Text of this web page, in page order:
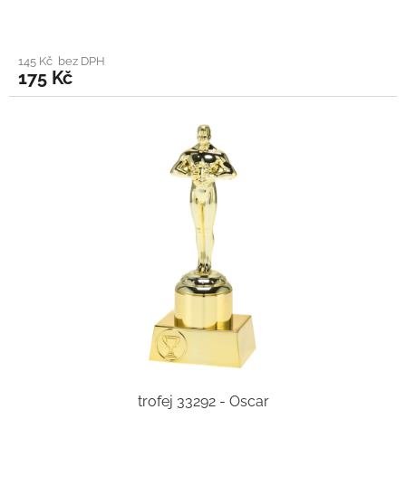
145 Kč bez DPH
175 Kč
trofej 33292 - Oscar